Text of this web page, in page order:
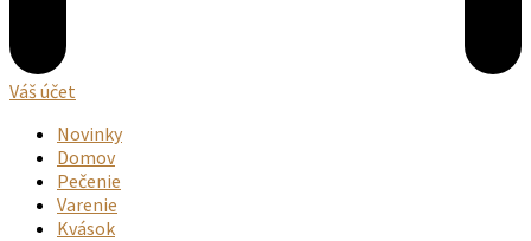
Váš účet
Novinky
Domov
Pečenie
Varenie
Kvások